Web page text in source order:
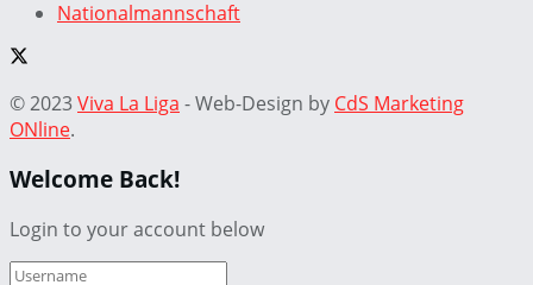
Nationalmannschaft
© 2023Viva La Liga - Web-Design by CdS Marketing
ONline.
Welcome Back!
Login to your account below